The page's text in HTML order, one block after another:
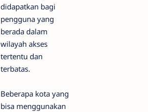
didapatkan bagi
pengguna yang
berada dalam
wilayah akses
tertentu dan
terbatas.
Beberapa kota yang
bisa menggunakan